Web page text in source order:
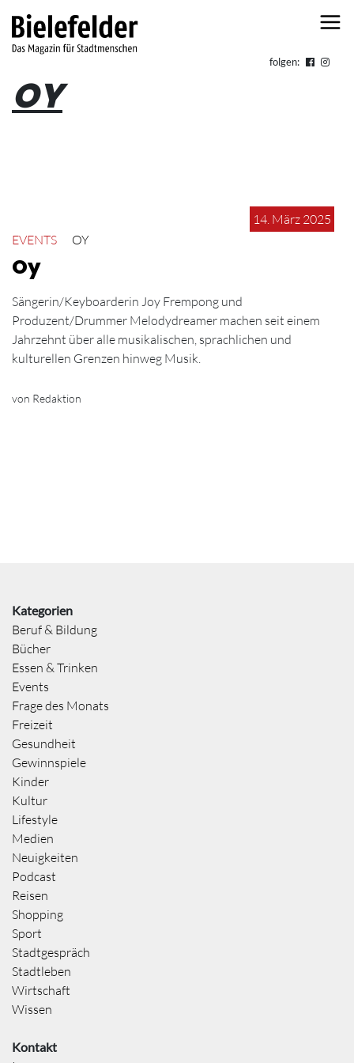
folgen:
OY
14. März 2025
EVENTS
OY
Oy
Sängerin/Keyboarderin Joy Frempong und
Produzent/Drummer Melodydreamer machen seit einem
Jahrzehnt über alle musikalischen, sprachlichen und
kulturellen Grenzen hinweg Musik.
von Redaktion
Kategorien
Beruf & Bildung
Bücher
Essen & Trinken
Events
Frage des Monats
Freizeit
Gesundheit
Gewinnspiele
Kinder
Kultur
Lifestyle
Medien
Neuigkeiten
Podcast
Reisen
Shopping
Sport
Stadtgespräch
Stadtleben
Wirtschaft
Wissen
Kontakt